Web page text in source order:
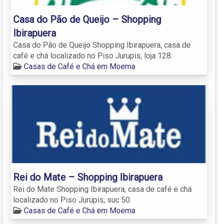
Casa do Pão de Queijo – Shopping
Ibirapuera
Casa do Pão de Queijo Shopping Ibirapuera, casa de
café e chá localizado no Piso Jurupis, loja 128.
Casas de Café e Chá em Moema
Rei do Mate – Shopping Ibirapuera
Rei do Mate Shopping Ibirapuera, casa de café e chá
localizado no Piso Jurupis, suc 50.
Casas de Café e Chá em Moema